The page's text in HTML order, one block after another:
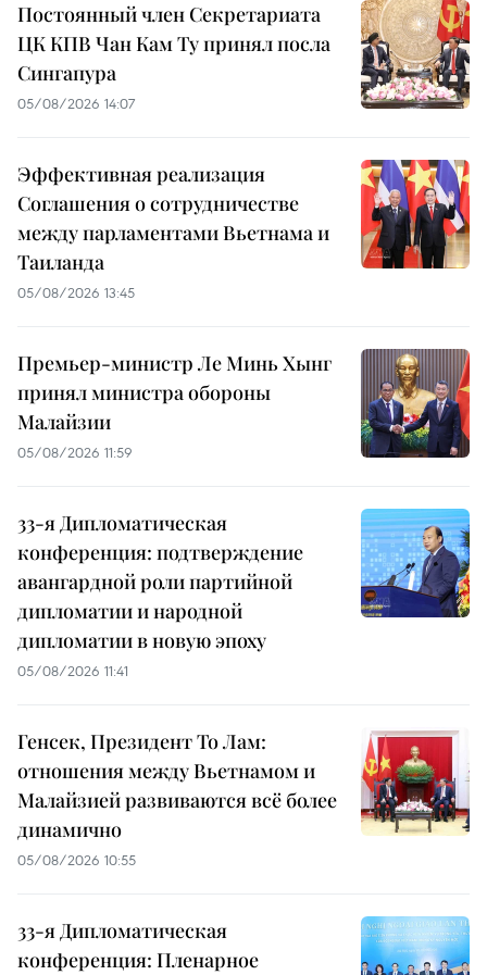
Постоянный член Секретариата
ЦК КПВ Чан Кам Ту принял посла
Сингапура
05/08/2026 14:07
Эффективная реализация
Соглашения о сотрудничестве
между парламентами Вьетнама и
Таиланда
05/08/2026 13:45
Премьер-министр Ле Минь Хынг
принял министра обороны
Малайзии
05/08/2026 11:59
33-я Дипломатическая
конференция: подтверждение
авангардной роли партийной
дипломатии и народной
дипломатии в новую эпоху
05/08/2026 11:41
Генсек, Президент То Лам:
отношения между Вьетнамом и
Малайзией развиваются всё более
динамично
05/08/2026 10:55
33-я Дипломатическая
конференция: Пленарное